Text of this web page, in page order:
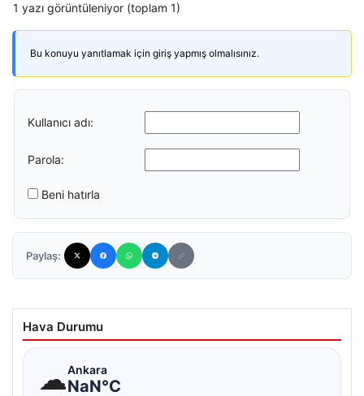
1 yazı görüntüleniyor (toplam 1)
Bu konuyu yanıtlamak için giriş yapmış olmalısınız.
Kullanıcı adı:
Parola:
Beni hatırla
Paylaş:
Hava Durumu
☁Ankara
NaN°C